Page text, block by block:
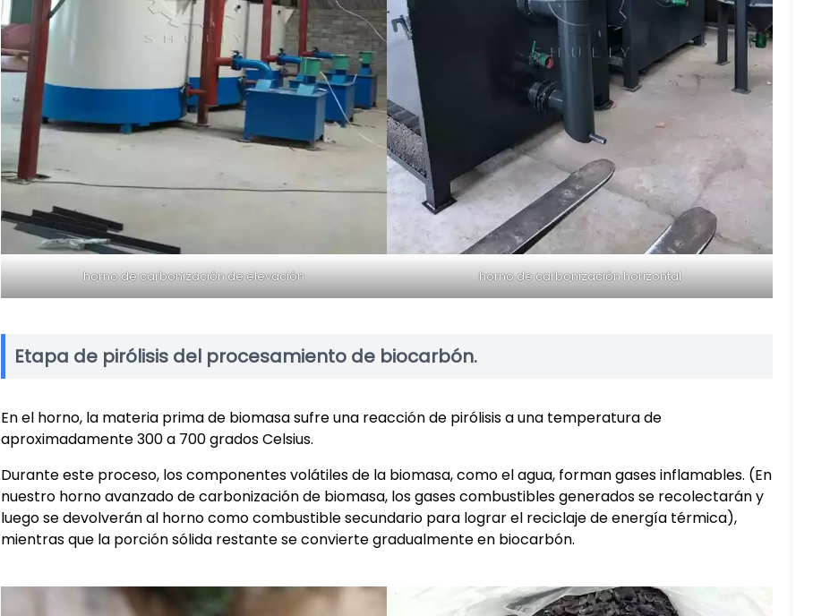
horno de carbonización de elevación horno de carbonización horizontal
Etapa de pirólisis del procesamiento de biocarbón.
En el horno, la materia prima de biomasa sufre una reacción de pirólisis a una temperatura de
aproximadamente 300 a 700 grados Celsius.
Durante este proceso, los componentes volátiles de la biomasa, como el agua, forman gases inflamables. (En
nuestro horno avanzado de carbonización de biomasa, los gases combustibles generados se recolectarán y
luego se devolverán al horno como combustible secundario para lograr el reciclaje de energía térmica),
mientras que la porción sólida restante se convierte gradualmente en biocarbón.